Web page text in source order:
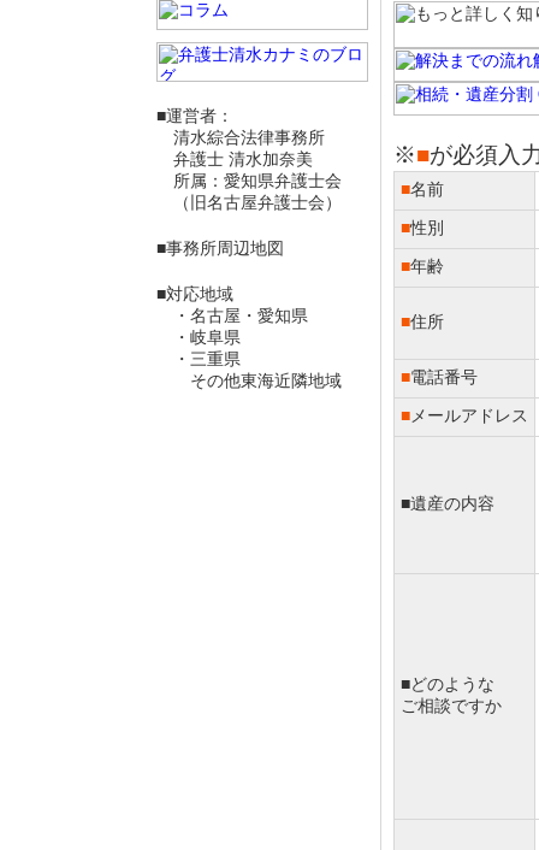
■運営者：
清水綜合法律事務所
弁護士 清水加奈美
所属：愛知県弁護士会
（旧名古屋弁護士会）
■事務所周辺地図
■対応地域
・名古屋・愛知県
・岐阜県
・三重県
その他東海近隣地域
※■が必須入
■名前
■性別
■年齢
■住所
■電話番号
■メールアドレス
■遺産の内容
■どのような
ご相談ですか